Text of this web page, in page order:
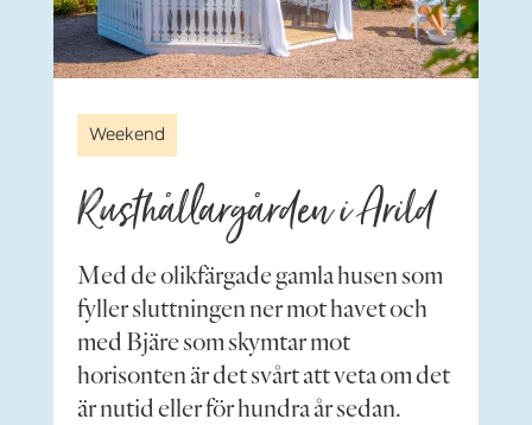
Weekend
Rusthållargården i Arild
Med de olikfärgade gamla husen som
fyller sluttningen ner mot havet och
med Bjäre som skymtar mot
horisonten är det svårt att veta om det
är nutid eller för hundra år sedan.